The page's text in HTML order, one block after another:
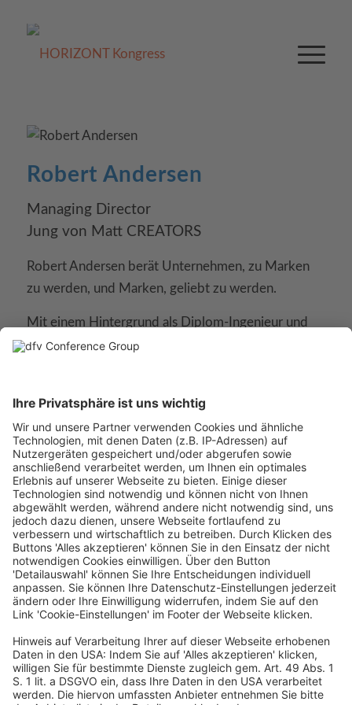
Robert Andersen
Managing Director
Jung von Matt CREATORS
Robert Andersen berät Unternehmen, zu Marken
zu werden, und Marken, geliebt zu werden.
Mit einem Hintergrund als Diplom-Ingenieur und
einem starken kreativen Fokus auf digitales
Durch seine Arbeit hat er zahlreichen globalen
Marken geholfen, die Herzen ihrer Kund:innen zu
gewinnen und wurde dafür mit verschiedenen
Auszeichnungen geehrt.
Neben seinen beratenden Tätigkeiten ist er Dozent
und unterrichtet digitale Strategien der an der Swiss
Ad School Zürich, sowie Konzeptentwicklung an
der Jvm Academy, um seine Erfahrungen
weiterzugeben.